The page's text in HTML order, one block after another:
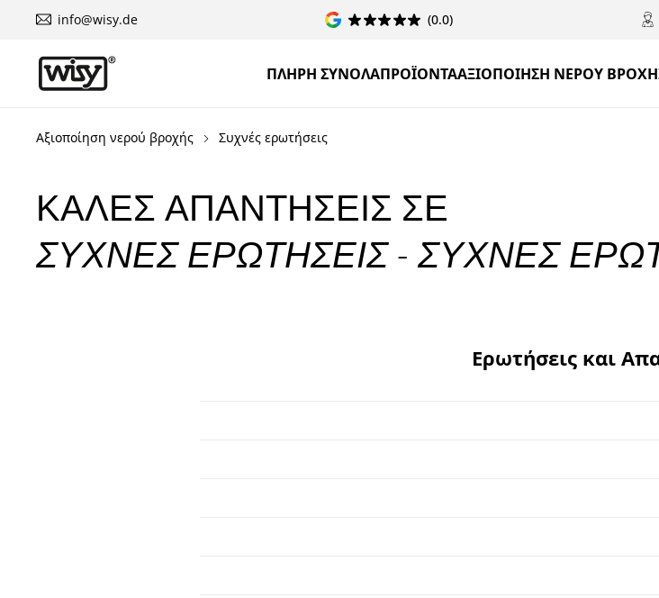
info@wisy.de (0.0)
ΠΛΉΡΗ ΣΎΝΟΛΑΠΡΟΪΌΝΤΑΑΞΙΟΠΟΊΗΣΗ ΝΕΡΟΎ
Αξιοποίηση νερού βροχής Συχνές ερωτήσεις
ΚΑΛΈΣ ΑΠΑΝΤΉΣΕΙΣ ΣΕ
ΣΥΧΝΈΣ ΕΡΩΤΉΣΕΙΣ - ΣΥΧΝΈΣ
Ερωτήσεις και